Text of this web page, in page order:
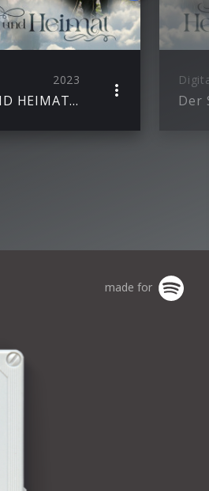
2023
HERZ UND HEIMAT (eAlbum)